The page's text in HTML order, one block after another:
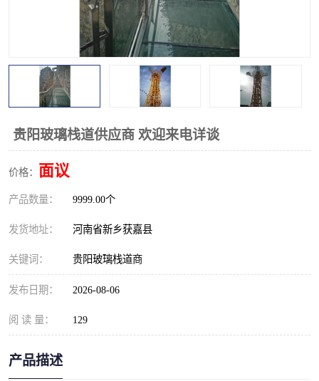
贵阳玻璃栈道供应商 欢迎来电详谈
价格： 面议
产品数量： 9999.00个
发货地址： 河南省新乡获嘉县
关键词： 贵阳玻璃栈道商
发布日期： 2026-08-06
阅 读 量： 129
产品描述
网红桥
丛林穿越设备
音乐呐喊设备
玻璃栈道